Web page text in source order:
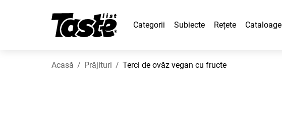
Categorii Subiecte Rețete Cataloage
Acasă Prăjituri Terci de ovăz vegan cu fructe